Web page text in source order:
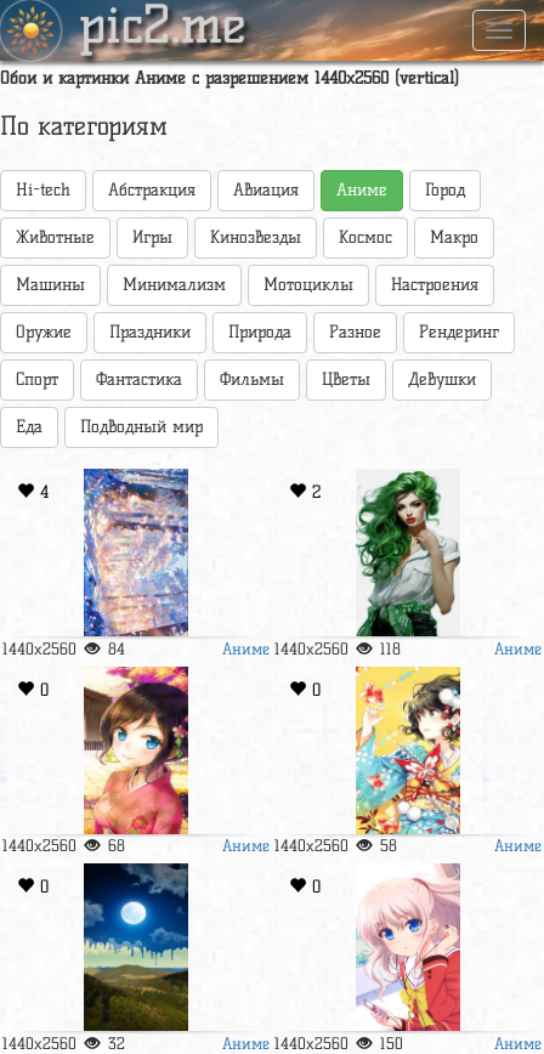
pic2.me
Обои и картинки Аниме с разрешением 1440x2560 (vertical)
По категориям
Hi-tech Абстракция Авиация Аниме Город
Животные Игры Кинозвезды Космос Макро
Машины Минимализм Мотоциклы Настроения
Оружие Праздники Природа Разное Рендеринг
Спорт Фантастика Фильмы Цветы Девушки
Еда Подводный мир
4
1440x2560 84 Аниме
2
1440x2560 118 Аниме
0
1440x2560 68 Аниме
0
1440x2560 58 Аниме
0
1440x2560 32 Аниме
0
1440x2560 150 Аниме